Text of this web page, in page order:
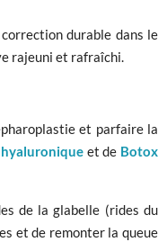
durable dans le
rajeuni et rafraîchi.
et parfaire la
hyaluronique et de Botox
de la glabelle (rides du
et de remonter la queue